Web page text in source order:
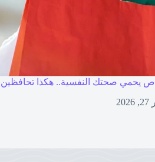
يحمي صحتك النفسية.. هكذا تحافظين